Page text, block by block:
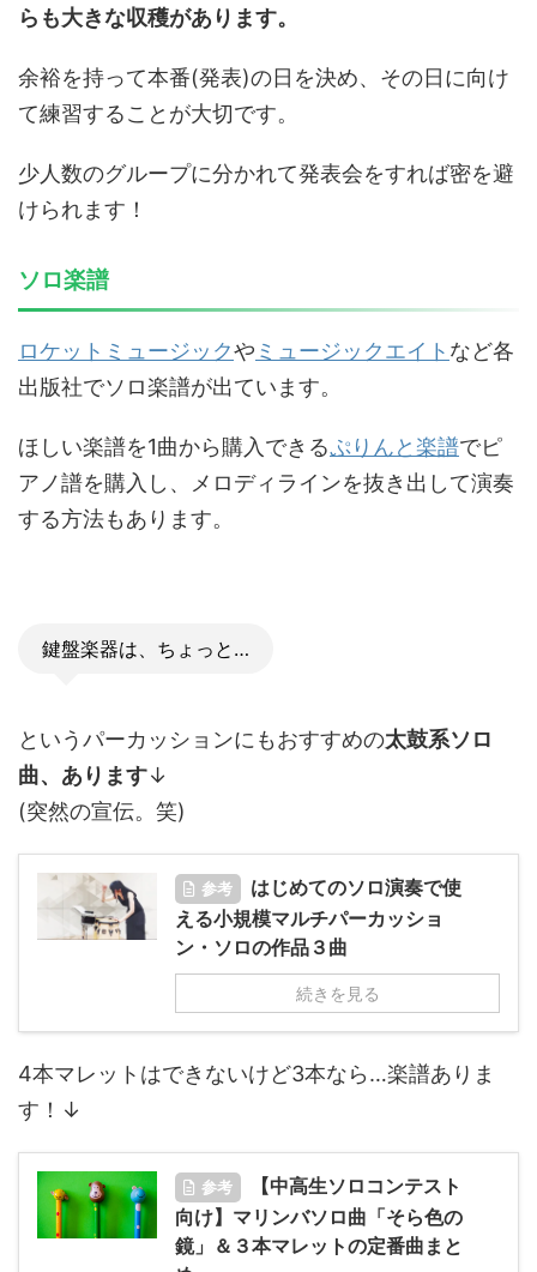
らも大きな収穫があります。
余裕を持って本番(発表)の日を決め、その日に向け
て練習することが大切です。
少人数のグループに分かれて発表会をすれば密を避
けられます！
ソロ楽譜
ロケットミュージックや ミュージックエイト など各
出版社でソロ楽譜が出ています。
ほしい楽譜を1曲から購入できるぷりんと楽譜でピ
アノ譜を購入し、メロディラインを抜き出して演奏
する方法もあります。
鍵盤楽器は、ちょっと…
というパーカッションにもおすすめの太鼓系ソロ
曲、あります↓
(突然の宣伝。笑)
参考
はじめてのソロ演奏で使
える小規模マルチパーカッショ
ン・ソロの作品３曲
続きを見る
4本マレットはできないけど3本なら…楽譜ありま
す！↓
参考
【中高生ソロコンテスト
向け】マリンバソロ曲「そら色の
鏡」＆３本マレットの定番曲まと